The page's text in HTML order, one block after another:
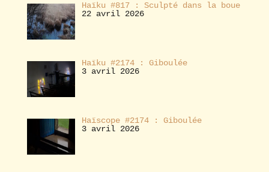
Haïku #817 : Sculpté dans la boue
22 avril 2026
Haïku #2174 : Giboulée
3 avril 2026
Haïscope #2174 : Giboulée
3 avril 2026